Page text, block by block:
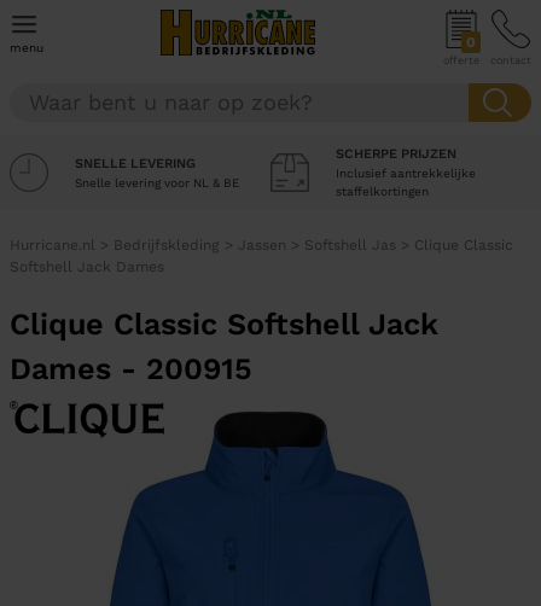
menu 0
offerte contact
SNELLE LEVERING
Snelle levering voor NL & BE
SCHERPE PRIJZEN
Inclusief aantrekkelijke
staffelkortingen
Hurricane.nl > Bedrijfskleding > Jassen > Softshell Jas > Clique Classic
Softshell Jack Dames
Clique Classic Softshell Jack
Dames - 200915